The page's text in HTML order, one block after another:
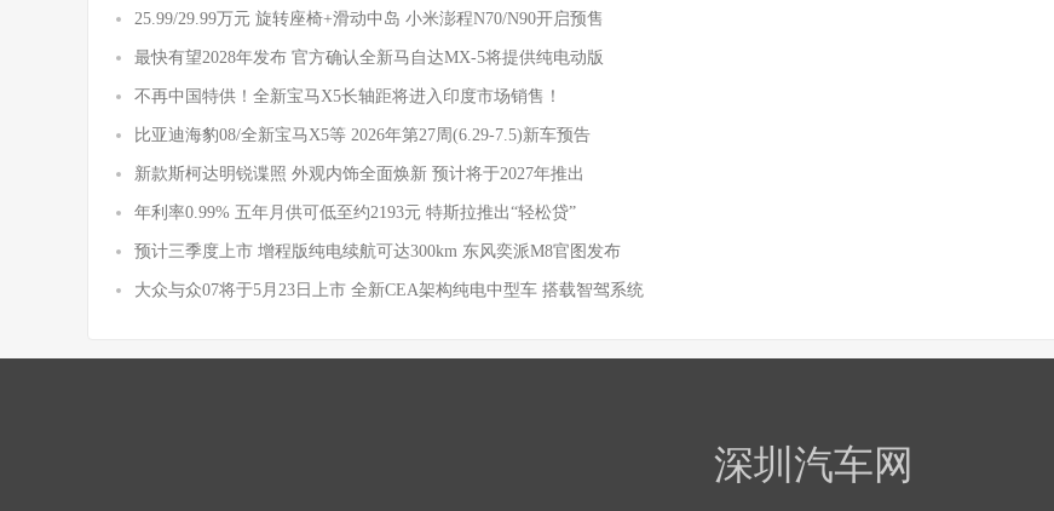
25.99/29.99万元 旋转座椅+滑动中岛 小米澎程N70/N90开启预售
最快有望2028年发布 官方确认全新马自达MX-5将提供纯电动版
不再中国特供！全新宝马X5长轴距将进入印度市场销售！
比亚迪海豹08/全新宝马X5等 2026年第27周(6.29-7.5)新车预告
新款斯柯达明锐谍照 外观内饰全面焕新 预计将于2027年推出
年利率0.99% 五年月供可低至约2193元 特斯拉推出“轻松贷”
预计三季度上市 增程版纯电续航可达300km 东风奕派M8官图发布
大众与众07将于5月23日上市 全新CEA架构纯电中型车 搭载智驾系统
深圳汽车网